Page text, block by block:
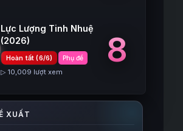
Lực Lượng Tinh Nhuệ
(2026)
Hoàn tất (6/6) Phụ đề
▷ 10,009 lượt xem
8